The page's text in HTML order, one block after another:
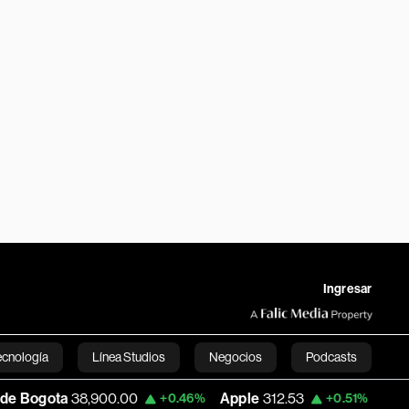
Ingresar
Línea Studios Negocios Podcasts
English+0.46% Apple 312.53 +0.51% USD COP